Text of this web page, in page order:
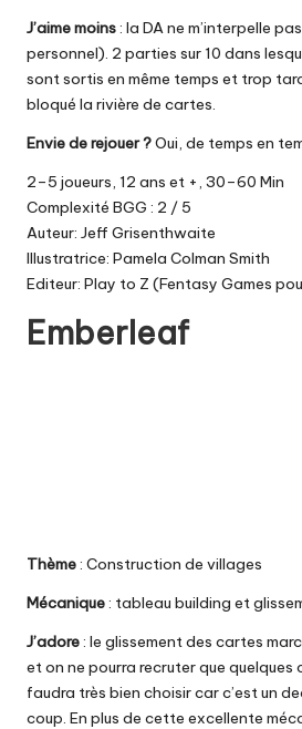
J’aime moins: la DA ne m’interpelle
personnel). 2 parties sur 10 dans
sont sortis en même temps et trop
bloqué la rivière de cartes.
Envie de rejouer ?Oui, de temps en
2–5 joueurs, 12 ans et +, 30–60 Min
Complexité BGG : 2 / 5
Auteur: Jeff Grisenthwaite
Illustratrice: Pamela Colman Smith
Editeur: Play to Z (Fentasy Games
Emberleaf
Thème: Construction de villages
Mécanique: tableau building et
J’adore: le glissement des cartes
et on ne pourra recruter que quelques
faudra très bien choisir car c’est un
coup. En plus de cette excellente